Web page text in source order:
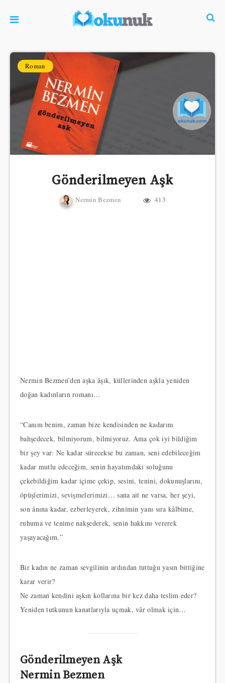
Roman
Gönderilmeyen Aşk
Nermin Bezmen 413
Nermin Bezmen’den aşka âşık, küllerinden aşkla yeniden
doğan kadınların romanı…
“Canım benim, zaman bize kendisinden ne kadarını
bahşedecek, bilmiyorum, bilmiyoruz. Ama çok iyi bildiğim
bir şey var: Ne kadar sürecekse bu zaman, seni edebileceğim
kadar mutlu edeceğim, senin hayatımdaki soluğunu
çekebildiğim kadar içime çekip, sesini, tenini, dokunuşlarını,
öpüşlerimizi, sevişmelerimizi… sana ait ne varsa, her şeyi,
son ânına kadar, ezberleyerek, zihnimin yanı sıra kâlbime,
ruhuma ve tenime nakşederek, senin hakkını vererek
yaşayacağım.”
Bir kadın ne zaman sevgilinin ardından tuttuğu yasın bittiğine
karar verir?
Ne zaman kendini aşkın kollarına bir kez daha teslim eder?
Yeniden tutkunun kanatlarıyla uçmak, vâr olmak için…
Gönderilmeyen Aşk
Nermin Bezmen